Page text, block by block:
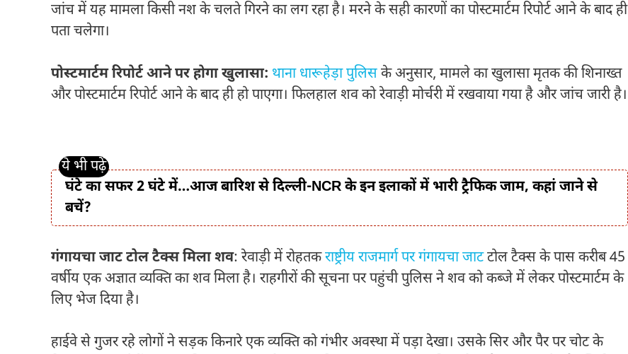
जांच में यह मामला किसी नश के चलते गिरने का लग रहा है। मरने के सही कारणों का पोस्टमार्टम रिपोर्ट आने के बाद ही
पता चलेगा।
पोस्टमार्टम रिपोर्ट आने पर होगा खुलासा: थाना धारूहेड़ा पुलिसके अनुसार, मामले का खुलासा मृतक की शिनाख्त
और पोस्टमार्टम रिपोर्ट आने के बाद ही हो पाएगा। फिलहाल शव को रेवाड़ी मोर्चरी में रखवाया गया है और जांच जारी है।
घंटे का सफर 2 घंटे में…आज बारिश से दिल्ली-NCR के इन इलाकों में भारी ट्रैफिक जाम, कहां जाने से
बचें?
गंगायचा जाट टोल टैक्स मिला शव: रेवाड़ी में रोहतकराष्ट्रीय राजमार्ग पर गंगायचा जाटटोल टैक्स के पास करीब 45
वर्षीय एक अज्ञात व्यक्ति का शव मिला है। राहगीरों की सूचना पर पहुंची पुलिस ने शव को कब्जे में लेकर पोस्टमार्टम के
लिए भेज दिया है।
हाईवे से गुजर रहे लोगों ने सड़क किनारे एक व्यक्ति को गंभीर अवस्था में पड़ा देखा। उसके सिर और पैर पर चोट के